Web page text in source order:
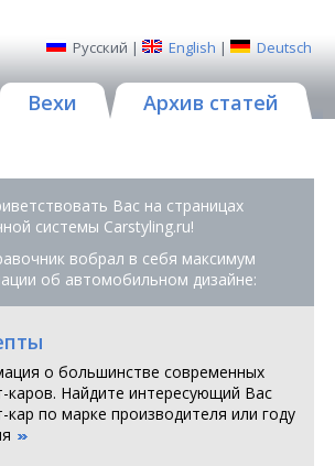
Русский | English | Deutsch
Вехи Архив статей
Вас на страницах
системы Сarstyling.ru!
вобрал в себя максимум
об автомобильном дизайне:
о большинстве современных
каров. Найдите интересующий Вас
кар по марке производителя или году